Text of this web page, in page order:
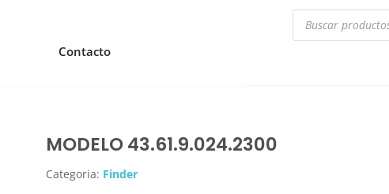
Contacto
Búsqueda
productos
MODELO 43.61.9.024.2300
Categoria: Finder